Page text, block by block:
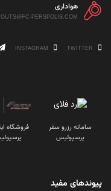
هواداری
PERSPOLIS.COM
سامانه رزرو سفر
پرسپولیس
فروشگاه
پیوندهای مفید